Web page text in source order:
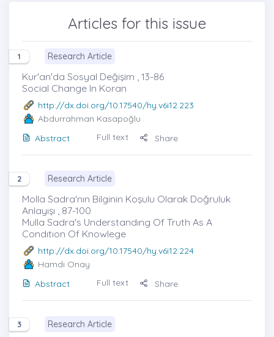
Articles for this issue
1 Research Article
Kur'an'da Sosyal Değişim , 13-86
Social Change In Koran
http://dx.doi.org/10.17540/hy.v6i12.223
Abdurrahman Kasapoğlu
Abstract
Full text Share
2 Research Article
Molla Sadra'nın Bilginin Koşulu Olarak Doğruluk
Anlayışı , 87-100
Mulla Sadra's Understandıng Of Truth As A
Condıtıon Of Knowlege
http://dx.doi.org/10.17540/hy.v6i12.224
Hamdi Onay
Abstract
Full text Share
3 Research Article